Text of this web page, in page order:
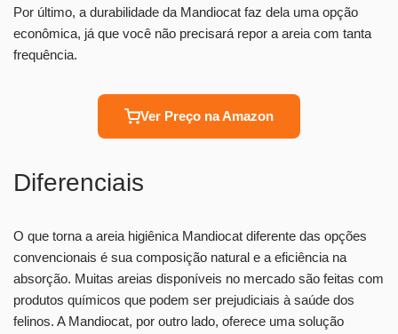
Por último, a durabilidade da Mandiocat faz dela uma opção
econômica, já que você não precisará repor a areia com tanta
frequência.
Ver Preço na Amazon
Diferenciais
O que torna a areia higiênica Mandiocat diferente das opções
convencionais é sua composição natural e a eficiência na
absorção. Muitas areias disponíveis no mercado são feitas com
produtos químicos que podem ser prejudiciais à saúde dos
felinos. A Mandiocat, por outro lado, oferece uma solução